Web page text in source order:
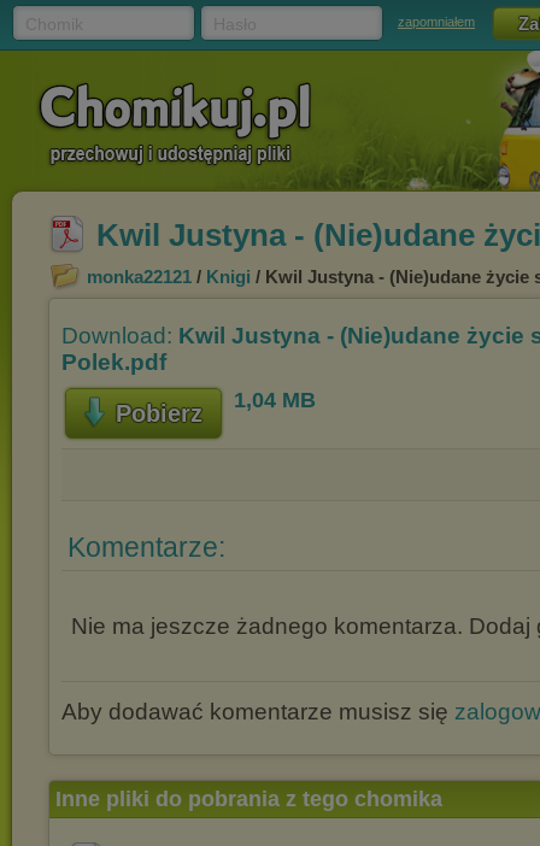
zapomniałem
Kwil Justyna - (Nie)udane
monka22121 / Knigi / Kwil Justyna - (Nie)udane życie
Download: Kwil Justyna - (Nie)udane życie
Polek.pdf
Pobierz 1,04 MB
Komentarze:
Nie ma jeszcze żadnego komentarza. Dodaj
Aby dodawać komentarze musisz się
Inne pliki do pobrania z tego chomika